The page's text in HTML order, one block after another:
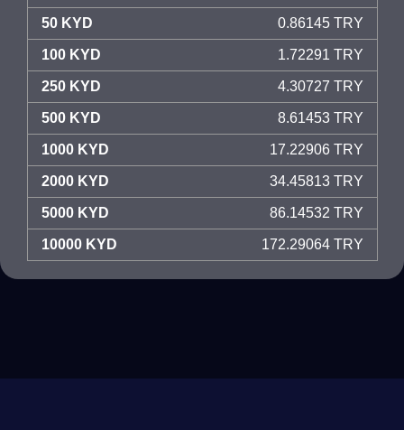
50 KYD 0.86145 TRY
100 KYD 1.72291 TRY
250 KYD 4.30727 TRY
500 KYD 8.61453 TRY
1000 KYD 17.22906 TRY
2000 KYD 34.45813 TRY
5000 KYD 86.14532 TRY
10000 KYD 172.29064 TRY